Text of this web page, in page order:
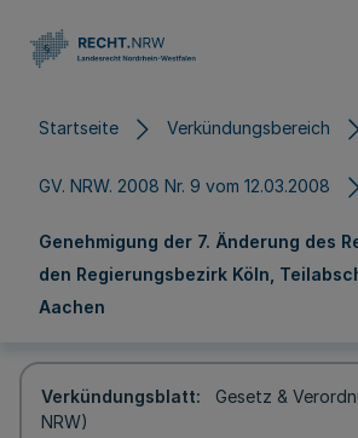
Startseite Verkündungsbereich
GV. NRW. 2008 Nr. 9 vom 12.03.2008
Genehmigung der 7. Änderung des
den Regierungsbezirk Köln,
Aachen
Verkündungsblatt
Gesetz &
NRW)